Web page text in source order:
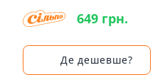
649 грн.
Де дешевше?